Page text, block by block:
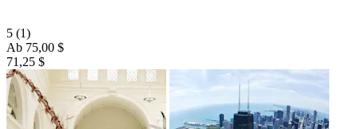
5 (1)
Ab 75,00 $
71,25 $